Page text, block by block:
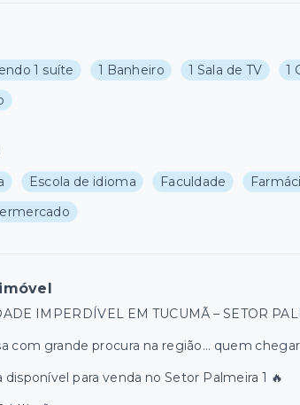
1 suíte 1 Banheiro 1 Sala de TV 1
Escola de idioma Faculdade
IMPERDÍVEL EM TUCUMÃ – SETOR
com grande procura na região… quem
disponível para venda no Setor Palmeira 1 🔥